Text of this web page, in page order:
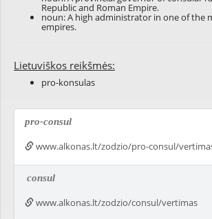
Republic and Roman Empire.
noun: A high administrator in one of the
empires.
Lietuviškos reikšmės:
pro-konsulas
pro-consul
www.alkonas.lt/zodzio/pro-consul/
consul
www.alkonas.lt/zodzio/consul/vertimas